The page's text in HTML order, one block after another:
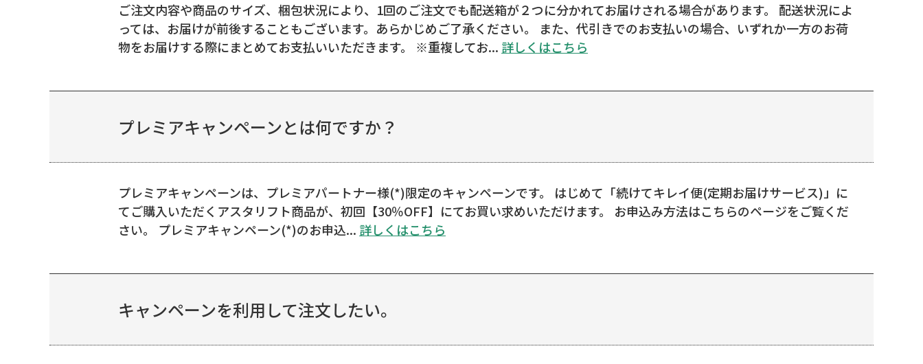
ご注文内容や商品のサイズ、梱包状況により、1回のご注文でも配送箱が２つに分かれてお届けされる場合があります。 配送状況によ
っては、お届けが前後することもございます。あらかじめご了承ください。 また、代引きでのお支払いの場合、いずれか一方のお荷
物をお届けする際にまとめてお支払いいただきます。 ※重複してお... 詳しくはこちら
プレミアキャンペーンとは何ですか？
プレミアキャンペーンは、プレミアパートナー様(*)限定のキャンペーンです。 はじめて「続けてキレイ便(定期お届けサービス)」に
てご購入いただくアスタリフト商品が、初回【30％OFF】にてお買い求めいただけます。 お申込み方法はこちらのページをご覧くだ
さい。 プレミアキャンペーン(*)のお申込... 詳しくはこちら
キャンペーンを利用して注文したい。